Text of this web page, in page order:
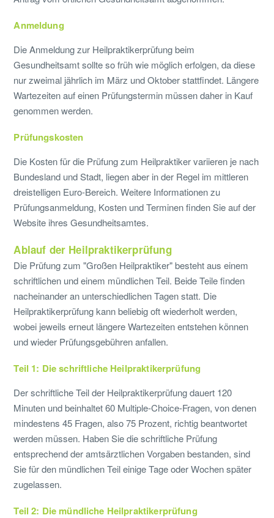
Anmeldung
Die Anmeldung zur Heilpraktikerprüfung beim
Gesundheitsamt sollte so früh wie möglich erfolgen, da diese
nur zweimal jährlich im März und Oktober stattfindet. Längere
Wartezeiten auf einen Prüfungstermin müssen daher in Kauf
genommen werden.
Prüfungskosten
Die Kosten für die Prüfung zum Heilpraktiker variieren je nach
Bundesland und Stadt, liegen aber in der Regel im mittleren
dreistelligen Euro-Bereich. Weitere Informationen zu
Prüfungsanmeldung, Kosten und Terminen finden Sie auf der
Website ihres Gesundheitsamtes.
Ablauf der Heilpraktikerprüfung
Die Prüfung zum "Großen Heilpraktiker" besteht aus einem
schriftlichen und einem mündlichen Teil. Beide Teile finden
nacheinander an unterschiedlichen Tagen statt. Die
Heilpraktikerprüfung kann beliebig oft wiederholt werden,
wobei jeweils erneut längere Wartezeiten entstehen können
und wieder Prüfungsgebühren anfallen.
Teil 1: Die schriftliche Heilpraktikerprüfung
Der schriftliche Teil der Heilpraktikerprüfung dauert 120
Minuten und beinhaltet 60 Multiple-Choice-Fragen, von denen
mindestens 45 Fragen, also 75 Prozent, richtig beantwortet
werden müssen. Haben Sie die schriftliche Prüfung
entsprechend der amtsärztlichen Vorgaben bestanden, sind
Sie für den mündlichen Teil einige Tage oder Wochen später
zugelassen.
Teil 2: Die mündliche Heilpraktikerprüfung